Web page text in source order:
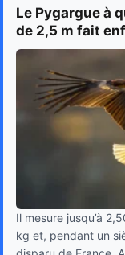
Le Pygargue à
de 2,5 m fait
Il mesure jusqu’à
kg et, pendant un